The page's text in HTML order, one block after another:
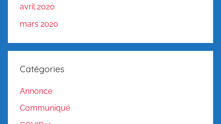
avril 2020
mars 2020
Catégories
Annonce
Communiqué